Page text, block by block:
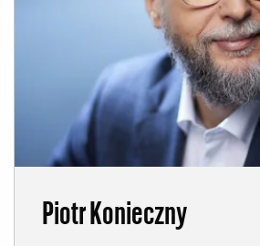
Piotr Konieczny